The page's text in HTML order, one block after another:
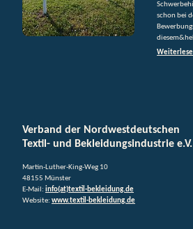
schon bei
Verband der Nordwestdeutschen
Textil- und Bekleidungsindustrie e.V.
Martin-Luther-King-Weg 10
48155 Münster
E-Mail: info(at)textil-bekleidung.de
Website: www.textil-bekleidung.de